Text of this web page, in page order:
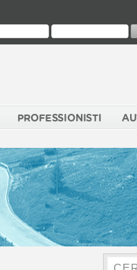
PROFESSIONISTI